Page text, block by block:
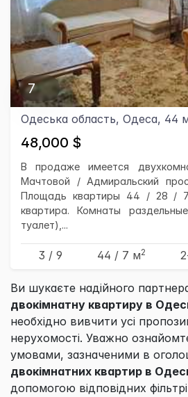
7
Одеська область, Одеса, 44
48,000 $
В продаже имеется
Мачтовой / Адмиральский
Площадь квартиры 44 / 28 /
квартира. Комнаты
туалет),...
3 / 9 44 / 7 м2
Ви шукаєте надійного
двокімнатну квартиру в
необхідно вивчити усі
нерухомості. Уважно
умовами, зазначеними в
двокімнатних квартир в
допомогою відповідних